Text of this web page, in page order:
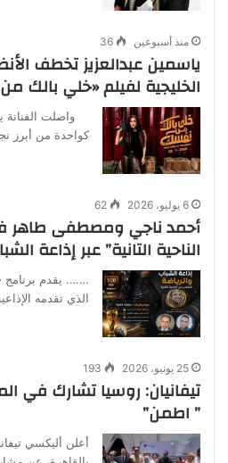
منذ أسبوعين 36
ياسمين عبدالعزيز تخطف
الخليجية لفيلم «خلي بالك
واصلت الفنانة
كواحدة من أبرز
6 يوليو، 2026 62
أحمد ناجي ومصطفى طاهر
الناحية التانية” عبر إذاعة
……. يقدم برنامج
الذي تقدمه
25 يونيو، 2026 193
تيفانيان: روسيا تشارك في
” اطمن”
أعلن أليكسي